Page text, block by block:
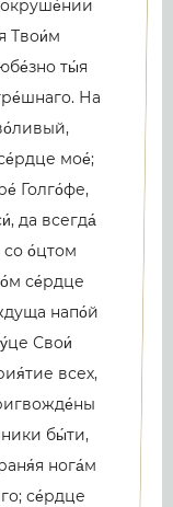
Твои́м
ты́я
На
мое́;
Голго́фе,
да всегда́
о́цтом
се́рдце
напо́й
Свои́
всех,
бы́ти,
нога́м
се́рдце